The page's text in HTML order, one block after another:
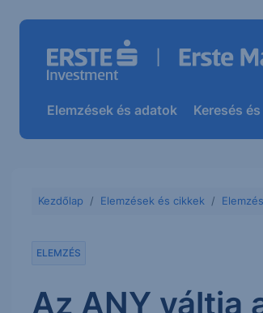
Elemzések és adatok Keresés
Kezdőlap Elemzések és cikkek Elemzés
ELEMZÉS
Az ANY váltja